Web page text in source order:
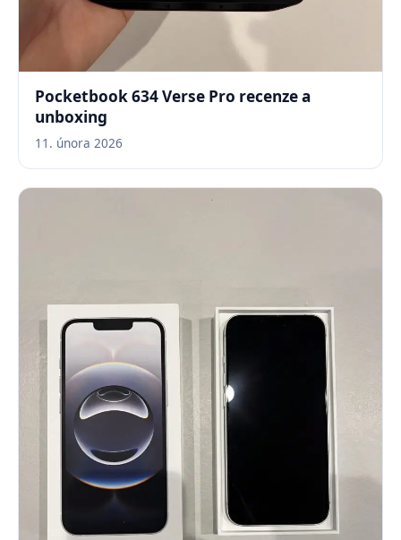
Pocketbook 634 Verse Pro recenze a
unboxing
11. února 2026